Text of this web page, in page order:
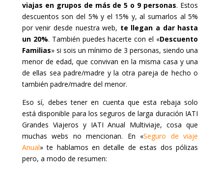
viajas en grupos de más de 5 o 9 personas. Estos
descuentos son del 5% y el 15% y, al sumarlos al 5%
por venir desde nuestra web, te llegan a dar hasta
un 20%. También puedes hacerte con el «Descuento
Familias» si sois un mínimo de 3 personas, siendo una
menor de edad, que convivan en la misma casa y una
de ellas sea padre/madre y la otra pareja de hecho o
también padre/madre del menor.
Eso sí, debes tener en cuenta que esta rebaja solo
está disponible para los seguros de larga duración IATI
Grandes Viajeros y IATI Anual Multiviaje, cosa que
muchas webs no mencionan. En «Seguro de viaje
Anual» te hablamos en detalle de estas dos pólizas
pero, a modo de resumen: